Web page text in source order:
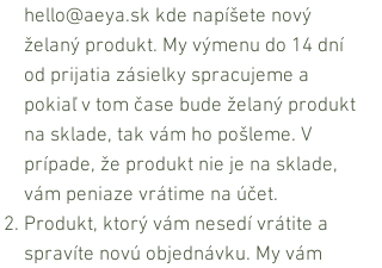
hello@aeya.sk kde napíšete nový
želaný produkt. My výmenu do 14 dní
od prijatia zásielky spracujeme a
pokiaľ v tom čase bude želaný produkt
na sklade, tak vám ho pošleme. V
prípade, že produkt nie je na sklade,
vám peniaze vrátime na účet.
Produkt, ktorý vám nesedí vrátite a
spravíte novú objednávku. My vám